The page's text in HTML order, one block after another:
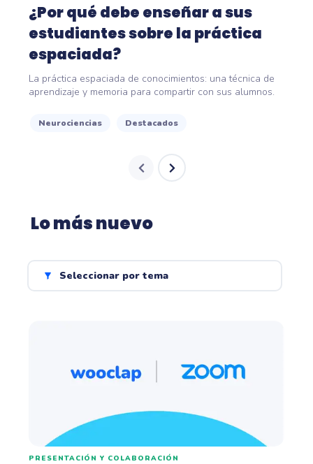
¿Por qué debe enseñar a sus
estudiantes sobre la práctica
espaciada?
La práctica espaciada de conocimientos: una técnica de
aprendizaje y memoria para compartir con sus alumnos.
Neurociencias Destacados
Lo más nuevo
Seleccionar por tema
PRESENTACIÓN Y COLABORACIÓN